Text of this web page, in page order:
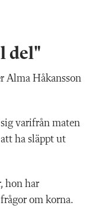
del"
Alma Håkansson
varifrån maten
ha släppt ut
hon har
om korna.